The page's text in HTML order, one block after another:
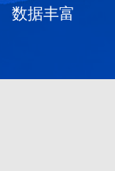
数据丰富